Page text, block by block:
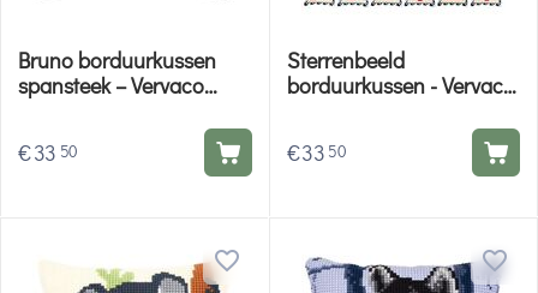
Bruno borduurkussen
spansteek – Vervaco
€33 50
Sterrenbeeld
borduurkussen - Vervaco
€33 50